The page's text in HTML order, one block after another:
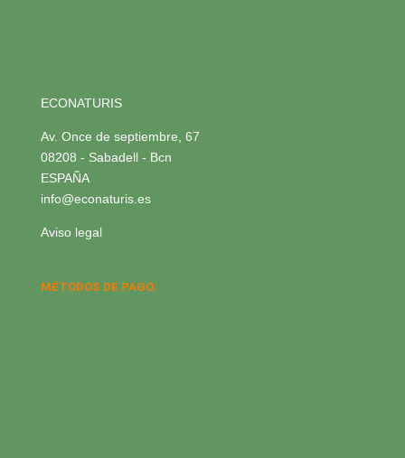
ECONATURIS
Av. Once de septiembre, 67
08208 - Sabadell - Bcn
ESPAÑA
info@econaturis.es
Aviso legal
MÉTODOS DE PAGO: